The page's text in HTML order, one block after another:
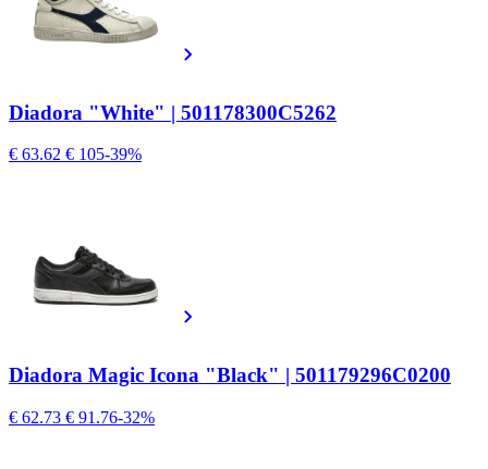
Diadora "White" | 501178300C5262
€ 63.62 € 105-39%
Diadora Magic Icona "Black" | 501179296C0200
€ 62.73 € 91.76-32%